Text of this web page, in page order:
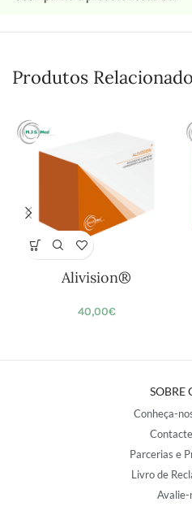
Produtos
Alivision®
40,00€
SOBRE
Conheça-
Parcerias e
Livro de
Avalie-